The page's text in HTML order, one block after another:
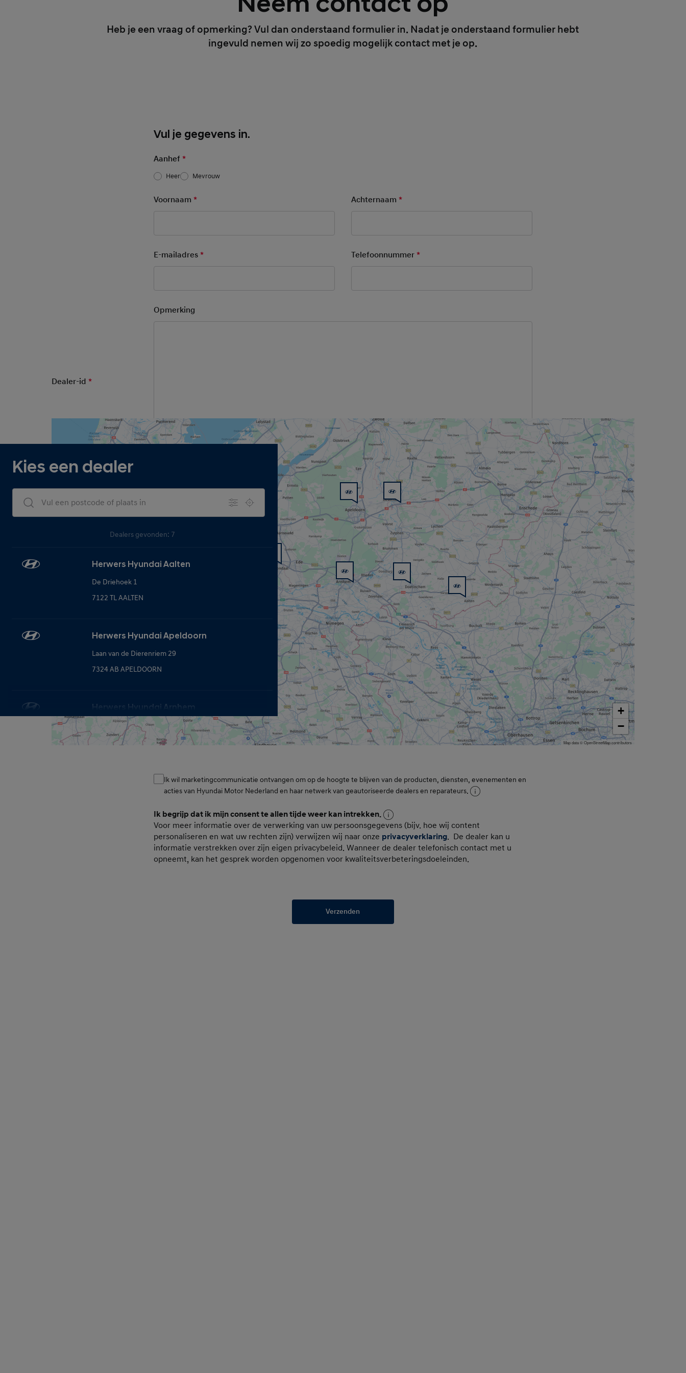
Heb je een vraag of opmerking? Vul dan onderstaand formulier in. Nadat je onderstaand formulier hebt
ingevuld nemen wij zo spoedig mogelijk contact met je op.
Basic User Info
Vul je gegevens in.
Aanhef *
Heer Mevrouw
Voornaam* Achternaam*
E-mailadres* Telefoonnummer*
Opmerking
Dealer-id*
+
−
Map data © OpenStreetMap contributors
Kies een dealer
Dealers Search
Dealers gevonden: 7
Herwers Hyundai Aalten
De Driehoek 1
7122 TL AALTEN
Herwers Hyundai Apeldoorn
Laan van de Dierenriem 29
7324 AB APELDOORN
Herwers Hyundai Arnhem
Ringoven 19
6826 TP ARNHEM
Herwers Hyundai Deventer
7421 ZN DEVENTER
Herwers Hyundai Doetinchem
Consent
Ik wil marketingcommunicatie ontvangen om op de hoogte te blijven van de producten, diensten, evenementen en
acties van Hyundai Motor Nederland en haar netwerk van geautoriseerde dealers en reparateurs.
Consent Persoonsgegevens
Ik begrijp dat ik mijn consent te allen tijde weer kan intrekken.
Voor meer informatie over de verwerking van uw persoonsgegevens (bijv. hoe wij content
personaliseren en wat uw rechten zijn) verwijzen wij naar onze privacyverklaring. De dealer kan u
informatie verstrekken over zijn eigen privacybeleid. Wanneer de dealer telefonisch contact met u
opneemt, kan het gesprek worden opgenomen voor kwaliteitsverbeteringsdoeleinden.
Verzenden